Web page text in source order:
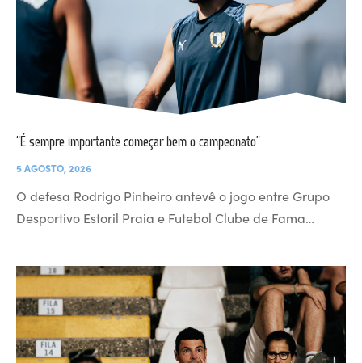
“É sempre importante começar bem o campeonato”
5 AGOSTO, 2026
O defesa Rodrigo Pinheiro antevê o jogo entre Grupo
Desportivo Estoril Praia e Futebol Clube de Fama…